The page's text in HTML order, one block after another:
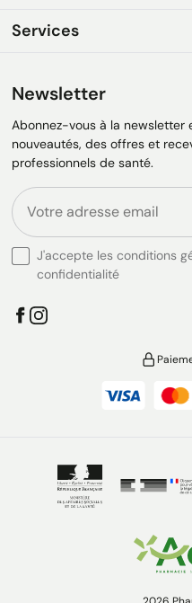
Services
Newsletter
Abonnez-vous à la newsletter
nouveautés, des offres et
professionnels de santé.
J'accepte les conditions
confidentialité